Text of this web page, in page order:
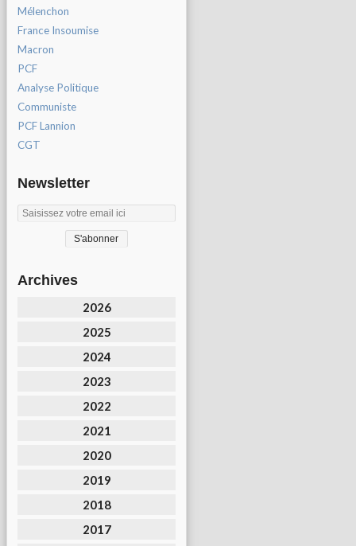
Mélenchon
France Insoumise
Macron
PCF
Analyse Politique
Communiste
PCF Lannion
CGT
Newsletter
Archives
2026
2025
2024
2023
2022
2021
2020
2019
2018
2017